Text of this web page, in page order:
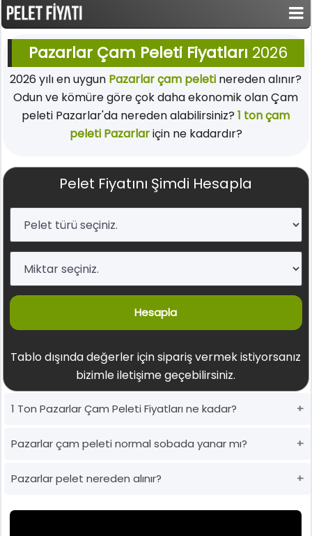
Pazarlar Çam Peleti Fiyatları 2026
2026 yılı en uygun Pazarlar çam peleti nereden alınır?
Odun ve kömüre göre çok daha ekonomik olan Çam
peleti Pazarlar'da nereden alabilirsiniz?1 ton çam
peleti Pazarlariçin ne kadardır?
Pelet Fiyatını Şimdi Hesapla
Hesapla
Tablo dışında değerler için sipariş vermek istiyorsanız
bizimle iletişime geçebilirsiniz.
1 Ton Pazarlar Çam Peleti Fiyatları ne kadar?
Pazarlar çam peleti normal sobada yanar mı?
Pazarlar pelet nereden alınır?